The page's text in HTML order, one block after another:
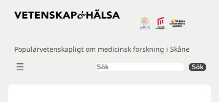
Hoppa
Populärvetenskapligt om medicinsk forskning i Skåne
Sök Sök